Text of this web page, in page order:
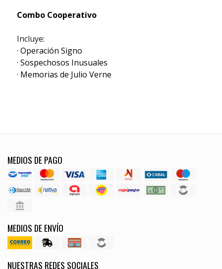
Combo Cooperativo
Incluye:
· Operación Signo
· Sospechosos Inusuales
· Memorias de Julio Verne
MEDIOS DE PAGO
MEDIOS DE ENVÍO
NUESTRAS REDES SOCIALES